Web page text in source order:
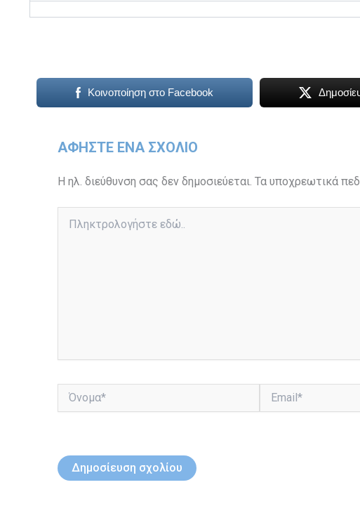
Κοινοποίηση στο Facebook
ΑΦΉΣΤΕ ΈΝΑ ΣΧΌΛΙΟ
Η ηλ. διεύθυνση σας δεν δημοσιεύεται. Τα υποχρεωτικά
εδώ..
Όνομα*